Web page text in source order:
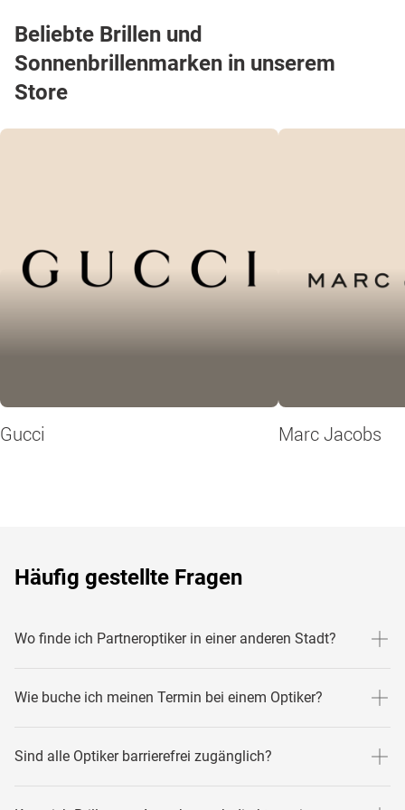
Beliebte Brillen und
Sonnenbrillenmarken in unserem
Store
Gucci Marc Jacobs
Häufig gestellte Fragen
Wo finde ich Partneroptiker in einer anderen Stadt?
Hier findest du Links zu anderen Städten mit unseren
Pforzheim
Wie buche ich meinen Termin bei einem Optiker?
1. Besuche unsere Sehtest-Seite. Den Link findest du oben
Sind alle Optiker barrierefrei zugänglich?